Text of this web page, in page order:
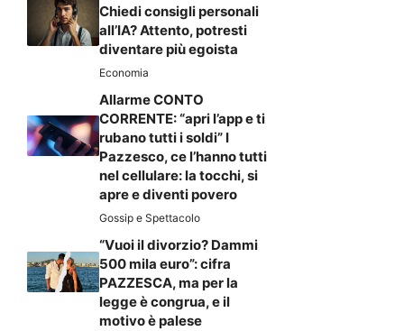
Chiedi consigli personali
all’IA? Attento, potresti
diventare più egoista
Economia
Allarme CONTO
CORRENTE: “apri l’app e ti
rubano tutti i soldi” I
Pazzesco, ce l’hanno tutti
nel cellulare: la tocchi, si
apre e diventi povero
Gossip e Spettacolo
“Vuoi il divorzio? Dammi
500 mila euro”: cifra
PAZZESCA, ma per la
legge è congrua, e il
motivo è palese